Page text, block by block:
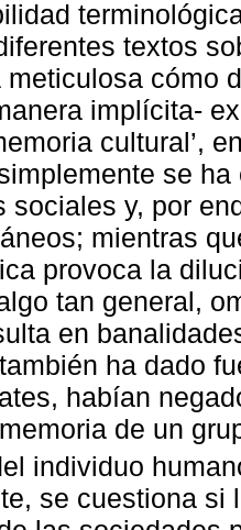
textos
meticulosa cómo
implícita-
cultural’,
simplemente se
sociales y, por
mientras
provoca la
tan general,
en
ha dado
habían
de un
individuo
se cuestiona si